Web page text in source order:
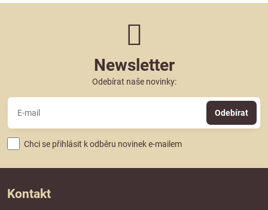
Newsletter
Odebírat naše novinky:
Odebírat
Chci se přihlásit k odběru novinek e-mailem
Kontakt